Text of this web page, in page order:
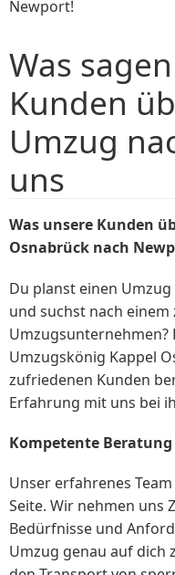
Newport!
Was
Kunden
Umzug
uns
Was unsere Kunden
Osnabrück nach
Du planst einen
und suchst nach einem
Umzugsunternehmen?
Umzugskönig Kappel
zufriedenen Kunden
Erfahrung mit uns bei
Kompetente
Unser erfahrenes
Seite. Wir nehmen uns
Bedürfnisse und
Umzug genau auf dich